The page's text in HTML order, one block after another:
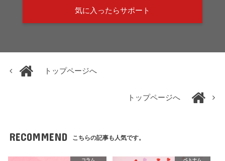
気に入ったらサポート
トップページへ
トップページへ
RECOMMEND こちらの記事も人気です。
コラム ベトナム